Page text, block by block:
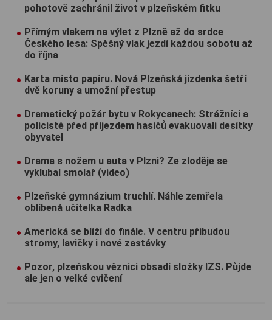
pohotově zachránil život v plzeňském fitku
Přímým vlakem na výlet z Plzně až do srdce
Českého lesa: Spěšný vlak jezdí každou sobotu až
do října
Karta místo papíru. Nová Plzeňská jízdenka šetří
dvě koruny a umožní přestup
Dramatický požár bytu v Rokycanech: Strážníci a
policisté před příjezdem hasičů evakuovali desítky
obyvatel
Drama s nožem u auta v Plzni? Ze zloděje se
vyklubal smolař (video)
Plzeňské gymnázium truchlí. Náhle zemřela
oblíbená učitelka Radka
Americká se blíží do finále. V centru přibudou
stromy, lavičky i nové zastávky
Pozor, plzeňskou věznici obsadí složky IZS. Půjde
ale jen o velké cvičení